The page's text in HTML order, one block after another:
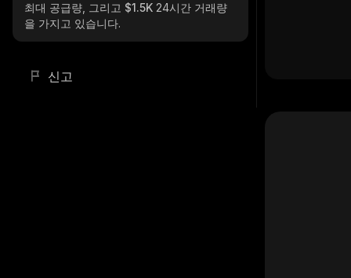
최대 공급량, 그리고 $1.5K 24시간 거래량
을 가지고 있습니다.
신고